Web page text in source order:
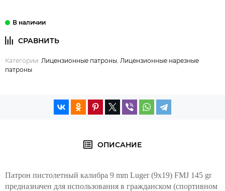
Категории: Лицензионные патроны Лицензионные нарезные
патроны
ОПИСАНИЕ
Патрон пистолетный калибра 9 mm Luger (9x19) FMJ 145 gr
предназначен для использования в гражданском (спортивном